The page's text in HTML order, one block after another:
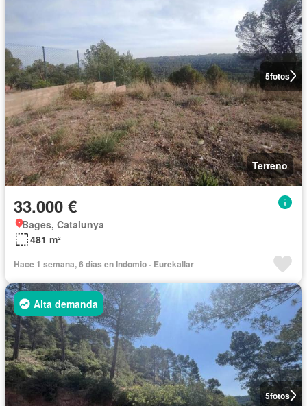
5fotos
Terreno
33.000 €
Bages, Catalunya
481 m²
Hace 1 semana, 6 días en Indomio - Eurekallar
5fotos
Alta demanda